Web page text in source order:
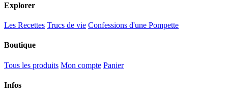
Explorer
Les Recettes Trucs de vie Confessions d'une Pompette
Boutique
Tous les produits Mon compte Panier
Infos